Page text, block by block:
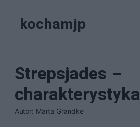
kochamjp
Strepsjades –
charakterystyka
Autor: Marta Grandke